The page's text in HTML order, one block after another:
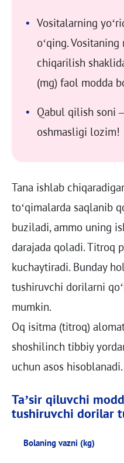
Vositalarning
o‘qing.
chiqarilish
(mg) faol modda
Qabul qilish soni
oshmasligi lozim!
Tana ishlab
to‘qimalarda saqlanib
buziladi, ammo uning
darajada qoladi. Titroq
kuchaytiradi. Bunday
tushiruvchi dorilarni
mumkin.
Oq isitma (titroq)
shoshilinch tibbiy
uchun asos hisoblanadi.
Ta’sir qiluvchi
tushiruvchi dorilar
Bolaning vazni (kg)
Ibuprofen bir martalik dozasi
Paratsetamol bir martalik
Bolaning vazni (kg)